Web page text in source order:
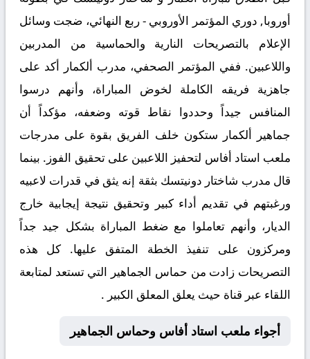
أوروبا, دوري المؤتمر الأوروبي - ربع النهائي، ضجت وسائل
الإعلام بالتصريحات النارية والحماسية من المدربين
واللاعبين. ففي المؤتمر الصحفي، مدرب ألكمار أكد على
جاهزية فريقه الكاملة لخوض المباراة، وأنهم درسوا
المنافس جيداً وحددوا نقاط قوته وضعفه، مؤكداً أن
جماهير ألكمار ستكون خلف الفريق بقوة على مدرجات
ملعب استاد أفاس لتحفيز اللاعبين على تحقيق الفوز. بينما
قال مدرب شاختار دونيتسك بثقة إنه يثق في قدرات لاعبيه
ورغبتهم في تقديم أداء كبير وتحقيق نتيجة إيجابية خارج
الديار، وأنهم تعاملوا مع ضغط المباراة بشكل جيد جداً
ومركزون على تنفيذ الخطة المتفق عليها. كل هذه
التصريحات زادت من حماس الجماهير التي تستعد لمتابعة
اللقاء عبر قناة حيث يعلق المعلق الكبير .
أجواء ملعب استاد أفاس وحماس الجماهير